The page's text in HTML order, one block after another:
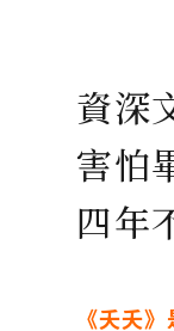
資深
害怕
四年
《夭夭